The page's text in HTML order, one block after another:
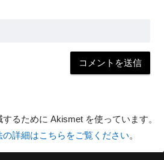
るために Akismet を使っています。
詳細はこちらをご覧ください。